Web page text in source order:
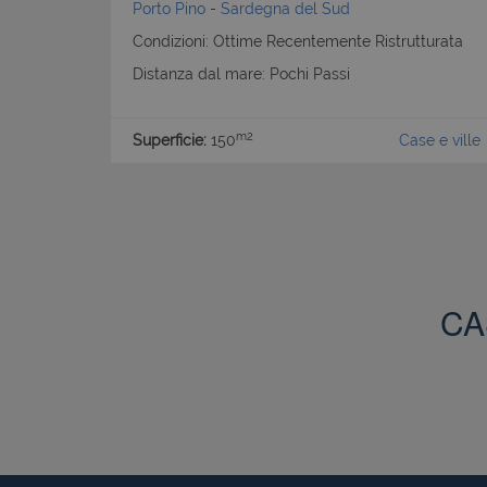
Porto Pino - Sardegna del Sud
Condizioni: Ottime Recentemente Ristrutturata
Distanza dal mare: Pochi Passi
Superficie: 150m2 Case e ville
I cookie